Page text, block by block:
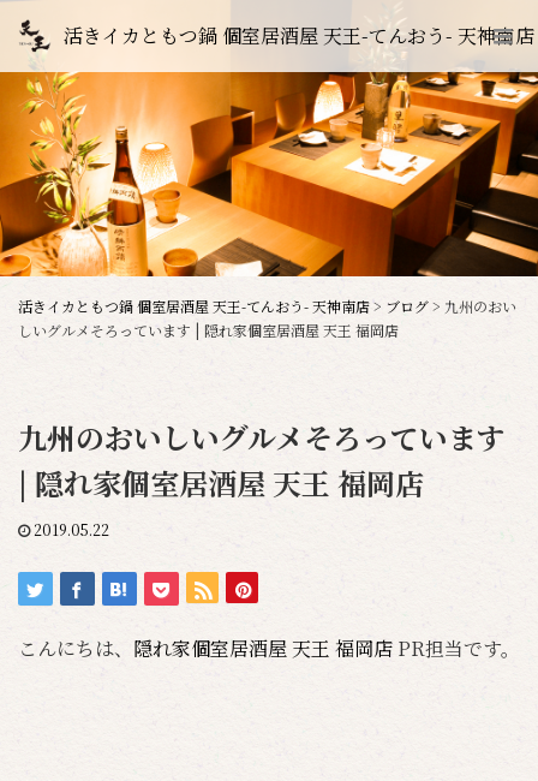
活きイカともつ鍋 個室居酒屋 天王-てんおう- 天神南店
活きイカともつ鍋 個室居酒屋 天王-てんおう- 天神南店> ブログ> 九州のおい
しいグルメそろっています | 隠れ家個室居酒屋 天王 福岡店
九州のおいしいグルメそろっています
| 隠れ家個室居酒屋 天王 福岡店
2019.05.22
こんにちは、 隠れ家個室居酒屋 天王 福岡店 PR担当です。